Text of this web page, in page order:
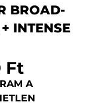
BROAD-
INTENSE
Ft
A